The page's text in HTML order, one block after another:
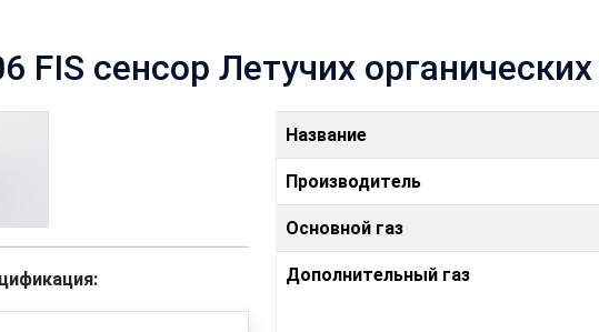
FIS сенсор Летучих
Название
Производитель
Основной газ
Дополнительный газ